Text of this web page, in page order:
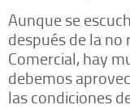
Aunque se
después de la
Comercial, hay
debemos
las condiciones